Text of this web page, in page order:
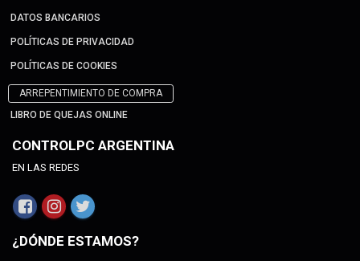
DATOS BANCARIOS
POLÍTICAS DE PRIVACIDAD
POLÍTICAS DE COOKIES
ARREPENTIMIENTO DE COMPRA
LIBRO DE QUEJAS ONLINE
CONTROLPC ARGENTINA
EN LAS REDES
¿DÓNDE ESTAMOS?